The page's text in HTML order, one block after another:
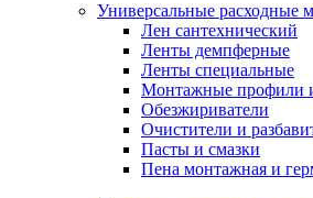
Универсальные расходные
Лен сантехнический
Ленты демпферные
Ленты специальные
Монтажные профили
Обезжириватели
Очистители и
Пасты и смазки
Пена монтажная и